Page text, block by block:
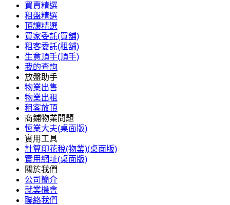
買賣精選
租盤精選
頂讓精選
買家委託(買舖)
租客委託(租舖)
生意頂手(頂手)
我的查詢
放盤助手
物業出售
物業出租
租客放頂
商鋪物業問題
恆業大夫(桌面版)
實用工具
計算印花稅(物業)(桌面版)
實用網址(桌面版)
關於我們
公司簡介
就業機會
聯絡我們